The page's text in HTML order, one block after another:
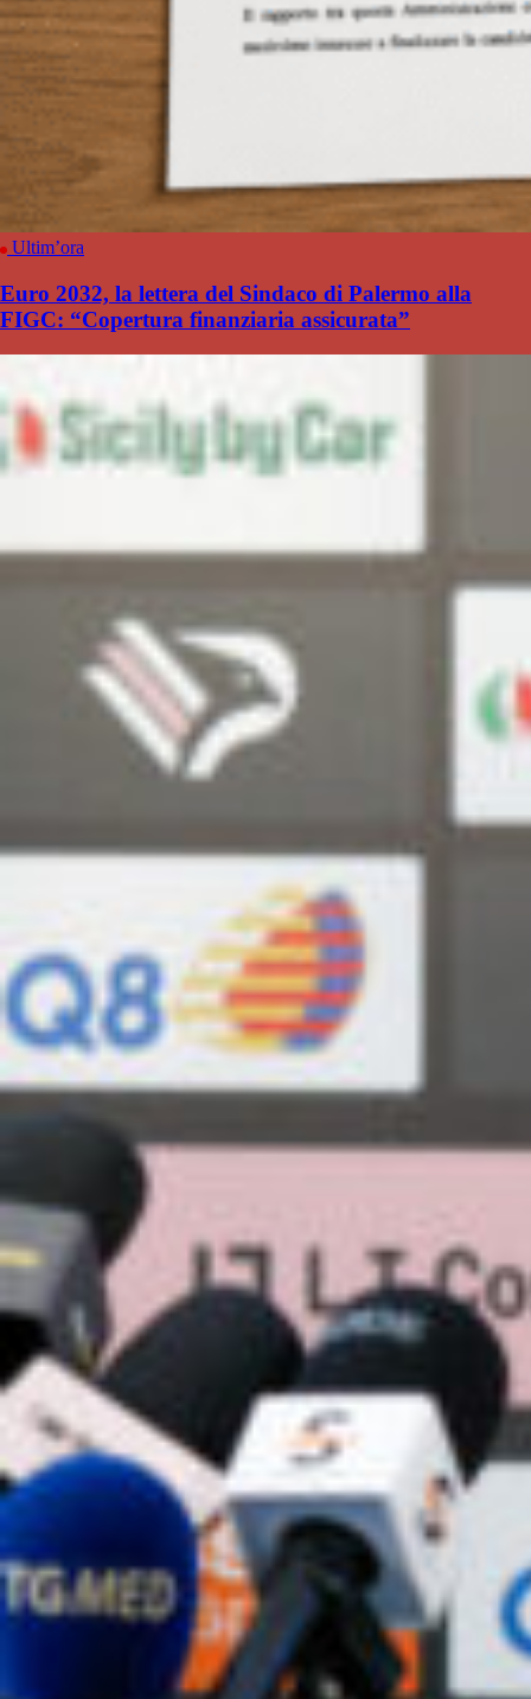
Ultim’ora
Euro 2032, la lettera del Sindaco di Palermo alla
FIGC: “Copertura finanziaria assicurata”